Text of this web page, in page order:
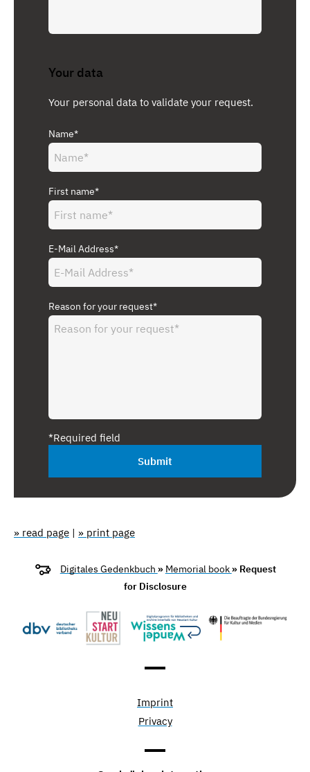
Your data
Your personal data to validate your request.
Name*
First name*
E-Mail Address*
Reason for your request*
*Required field
Submit
» read page | » print page
Digitales Gedenkbuch » Memorial book » Request
for Disclosure
Imprint
Privacy